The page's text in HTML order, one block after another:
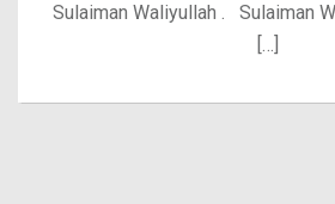
Sulaiman Waliyullah . Sulaiman
[…]